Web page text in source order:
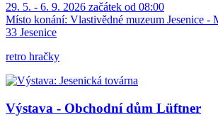
29. 5. - 6. 9. 2026 začátek od 08:00
Místo konání: Vlastivědné muzeum Jesenice -
33 Jesenice
retro hračky
Výstava - Obchodní dům Lüftner